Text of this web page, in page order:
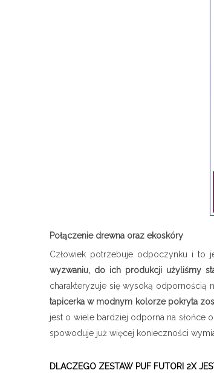
Połączenie drewna oraz ekoskóry
Człowiek potrzebuje odpoczynku i to
wyzwaniu, do ich produkcji użyliśmy
charakteryzuje się wysoką odpornością
tapicerka w modnym kolorze pokryta
jest o wiele bardziej odporna na słońce
spowoduje już więcej konieczności
DLACZEGO ZESTAW PUF FUTORI 2X